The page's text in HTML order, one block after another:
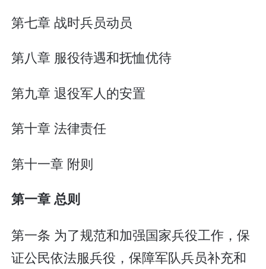
第七章 战时兵员动员
第八章 服役待遇和抚恤优待
第九章 退役军人的安置
第十章 法律责任
第十一章 附则
第一章 总则
第一条 为了规范和加强国家兵役工作，保
证公民依法服兵役，保障军队兵员补充和